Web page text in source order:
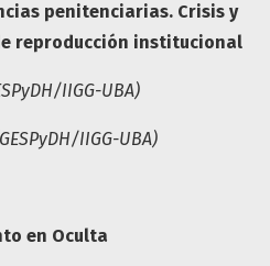
penitenciarias. Crisis y
reproducción institucional
IIGG-UBA)
IIGG-UBA)
en Oculta